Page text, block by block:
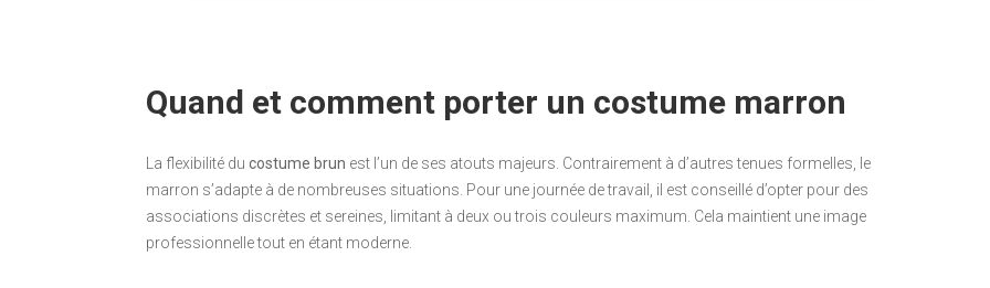
Quand et comment porter un costume marron
La flexibilité du costume brun est l’un de ses atouts majeurs. Contrairement à d’autres tenues formelles, le
marron s’adapte à de nombreuses situations. Pour une journée de travail, il est conseillé d’opter pour des
associations discrètes et sereines, limitant à deux ou trois couleurs maximum. Cela maintient une image
professionnelle tout en étant moderne.